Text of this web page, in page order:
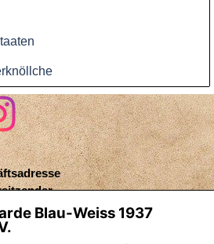
Eckhoff
104
Blau-Weiss 1937